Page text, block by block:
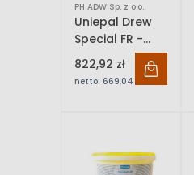
PH ADW Sp. z o.o.
Uniepal Drew
Special FR -
Lakier
ogniochronny |
5 L / 12 L
822,92 zł
netto: 669,04 zł